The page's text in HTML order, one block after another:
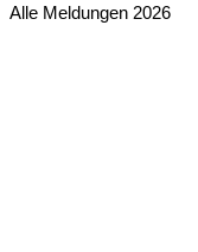
Alle Meldungen 2026